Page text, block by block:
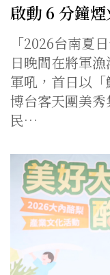
啟動 6 分鐘
「2026台南夏
日晚間在將軍
軍吼，首日以
博台客天團美
民…